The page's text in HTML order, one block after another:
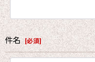
件名 [必須]